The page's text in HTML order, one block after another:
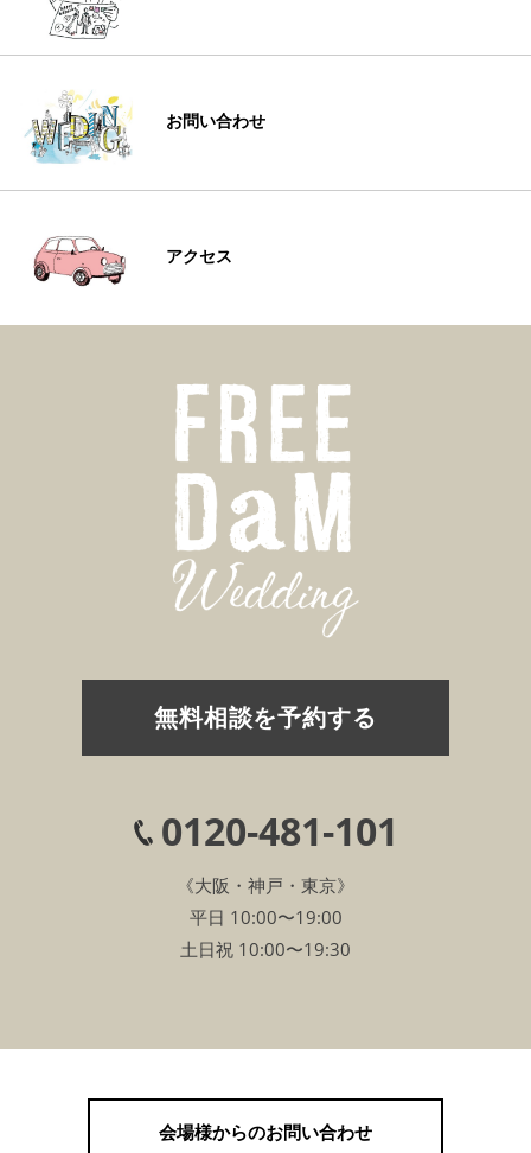
お問い合わせ
アクセス
無料相談を予約する
0120-481-101
《大阪・神戸・東京》
平日 10:00〜19:00
土日祝 10:00〜19:30
会場様からのお問い合わせ